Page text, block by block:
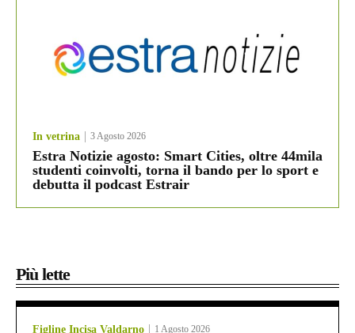
In vetrina 3 Agosto 2026
Estra Notizie agosto: Smart Cities, oltre 44mila
studenti coinvolti, torna il bando per lo sport e
debutta il podcast Estrair
Più lette
Figline Incisa Valdarno 1 Agosto 2026